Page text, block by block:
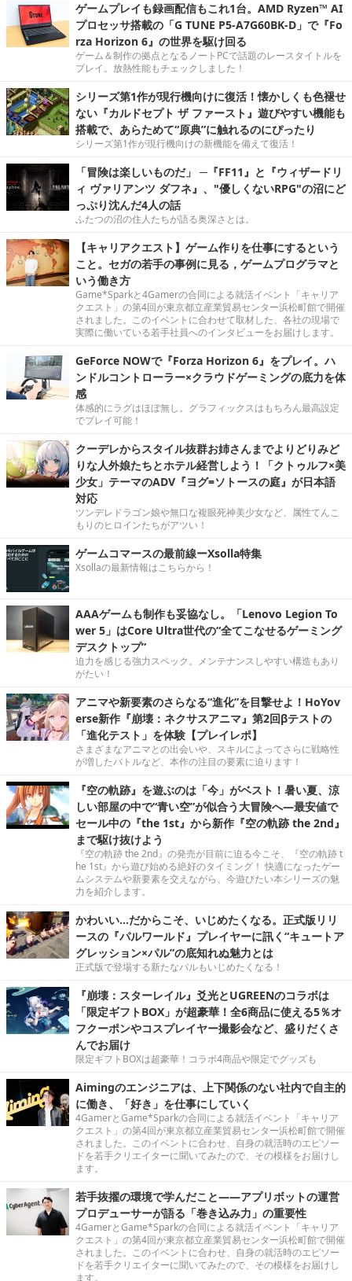
ゲームプレイも録画配信もこれ1台。AMD Ryzen™ AI
プロセッサ搭載の「G TUNE P5-A7G60BK-D」で『Fo
rza Horizon 6』の世界を駆け回る
ゲーム＆制作の拠点となるノートPCで話題のレースタイトルを
プレイ。放熱性能もチェックしました！
シリーズ第1作が現行機向けに復活！懐かしくも色褪せ
ない『カルドセプト ザ ファースト』遊びやすい機能も
搭載で、あらためて“原典”に触れるのにぴったり
シリーズ第1作が現行機向けの新機能を備えて復活！
「冒険は楽しいものだ」 ─『FF11』と『ウィザードリ
ィ ヴァリアンツ ダフネ』、"優しくないRPG"の沼にど
っぷり沈んだ4人の話
ふたつの沼の住人たちが語る奥深さとは。
【キャリアクエスト】ゲーム作りを仕事にするという
こと。セガの若手の事例に見る，ゲームプログラマと
いう働き方
Game*Sparkと4Gamerの合同による就活イベント「キャリア
クエスト」の第4回が東京都立産業貿易センター浜松町館で開催
されました。このイベントに合わせて取材した、各社の現場で
実際に働いている若手社員へのインタビューをお届けします。
GeForce NOWで『Forza Horizon 6』をプレイ。ハ
ンドルコントローラー×クラウドゲーミングの底力を体
感
体感的にラグはほぼ無し。グラフィックスはもちろん最高設定
でプレイ可能！
クーデレからスタイル抜群お姉さんまでよりどりみど
りな人外娘たちとホテル経営しよう！「クトゥルフ×美
少女」テーマのADV『ヨグ=ソトースの庭』が日本語
対応
ツンデレドラゴン娘や無口な複眼死神美少女など、属性てんこ
もりのヒロインたちがアツい！
ゲームコマースの最前線ーXsolla特集
Xsollaの最新情報はこちらから！
AAAゲームも制作も妥協なし。「Lenovo Legion To
wer 5」はCore Ultra世代の“全てこなせるゲーミング
デスクトップ”
迫力を感じる強力スペック。メンテナンスしやすい構造もあり
がたい！
アニマや新要素のさらなる“進化”を目撃せよ！HoYov
erse新作『崩壊：ネクサスアニマ』第2回βテストの
「進化テスト」を体験【プレイレポ】
さまざまなアニマとの出会いや、スキルによってさらに戦略性
が増したバトルなど、本作の注目の要素に迫ります！
『空の軌跡』を遊ぶのは「今」がベスト！暑い夏、涼
しい部屋の中で“青い空”が似合う大冒険へ―最安値で
セール中の『the 1st』から新作『空の軌跡 the 2nd』
まで駆け抜けよう
『空の軌跡 the 2nd』の発売が目前に迫る今こそ、『空の軌跡 t
he 1st』から遊び始める絶好のタイミング！ 快適になったゲー
ムシステムや新要素を交えながら、今遊びたい本シリーズの魅
力を紹介します。
かわいい…だからこそ、いじめたくなる。正式版リリ
ースの『パルワールド』プレイヤーに訊く“キュートア
グレッション×パル”の底知れぬ魅力とは
正式版で登場する新たなパルもいじめたくなる！
『崩壊：スターレイル』爻光とUGREENのコラボは
「限定ギフトBOX」が超豪華！全6商品に使える5％オ
フクーポンやコスプレイヤー撮影会など、盛りだくさ
んでお届け
限定ギフトBOXは超豪華！コラボ4商品や限定でグッズも
Aimingのエンジニアは、上下関係のない社内で自主的
に働き、「好き」を仕事にしていく
4GamerとGame*Sparkの合同による就活イベント「キャリア
クエスト」の第4回が東京都立産業貿易センター浜松町館で開催
されました。このイベントに合わせ、自身の就活時のエピソー
ドを若手クリエイターに聞いてみたので、その模様をお届けし
ます。
若手抜擢の環境で学んだこと――アプリボットの運営
プロデューサーが語る「巻き込み力」の重要性
4GamerとGame*Sparkの合同による就活イベント「キャリア
クエスト」の第4回が東京都立産業貿易センター浜松町館で開催
されました。このイベントに合わせ、自身の就活時のエピソー
ドを若手クリエイターに聞いてみたので、その模様をお届けし
ます。